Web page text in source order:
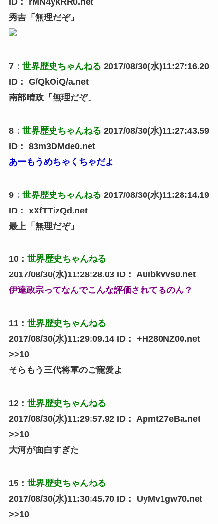
ID：
rMN4ykRR0.net
秀吉「無理だぞ」
7： 世界歴史ちゃんねる 2017/08/30(水)11:27:16.20
ID： G/QkOiQ/a.net
南部晴政「無理だぞ」
8： 世界歴史ちゃんねる 2017/08/30(水)11:27:43.59
ID： 83m3DMde0.net
あーもうめちゃくちゃだよ
9： 世界歴史ちゃんねる 2017/08/30(水)11:28:14.19
ID： xXfTTizQd.net
最上「無理だぞ」
10： 世界歴史ちゃんねる
2017/08/30(水)11:28:28.03ID： AuIbkvvs0.net
伊達政宗ってなんでこんな評価されてるのん？
11： 世界歴史ちゃんねる
2017/08/30(水)11:29:09.14ID： +H280NZ00.net
>>10
そらもう三代将軍のご寵愛よ
12： 世界歴史ちゃんねる
2017/08/30(水)11:29:57.92ID： ApmtZ7eBa.net
>>10
大河が面白すぎた
15： 世界歴史ちゃんねる
2017/08/30(水)11:30:45.70ID： UyMv1gw70.net
>>10